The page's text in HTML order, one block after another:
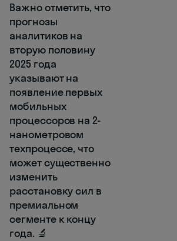
Важно отметить, что
прогнозы
аналитиков на
вторую половину
2025 года
указывают на
появление первых
мобильных
процессоров на 2-
нанометровом
техпроцессе, что
может существенно
изменить
расстановку сил в
премиальном
сегменте к концу
года. 🔬